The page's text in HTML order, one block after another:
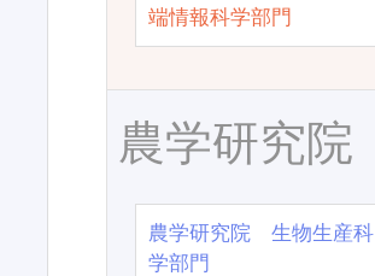
端情報科学部門
農学研究院
農学研究院 生物生産科
学部門